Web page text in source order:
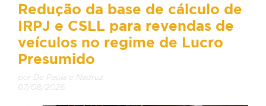
Redução da base de cálculo de
IRPJ e CSLL para revendas de
veículos no regime de Lucro
Presumido
por De Paula e Nadruz
07/08/2026